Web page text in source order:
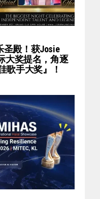
圣殿！获Josie
大奖提名，角逐
歌手大奖』！